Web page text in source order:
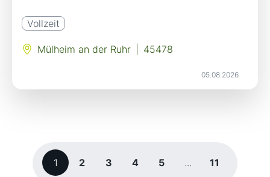
Vollzeit
Mülheim an der Ruhr 45478
05.08.2026
1 2 3 4 5 ... 11